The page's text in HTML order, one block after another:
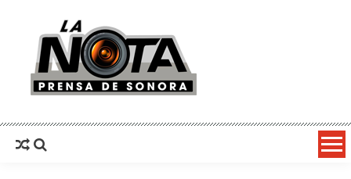
La Nota Prensa De Sonora